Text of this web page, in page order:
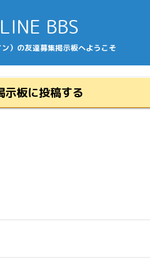
LINE BBS
）の友達募集掲示板へようこそ
示板に投稿する